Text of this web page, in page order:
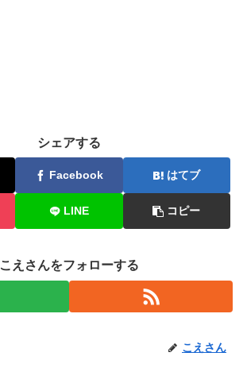
シェアする
Facebook はてブ
LINE コピー
こえさんをフォローする
こえさん